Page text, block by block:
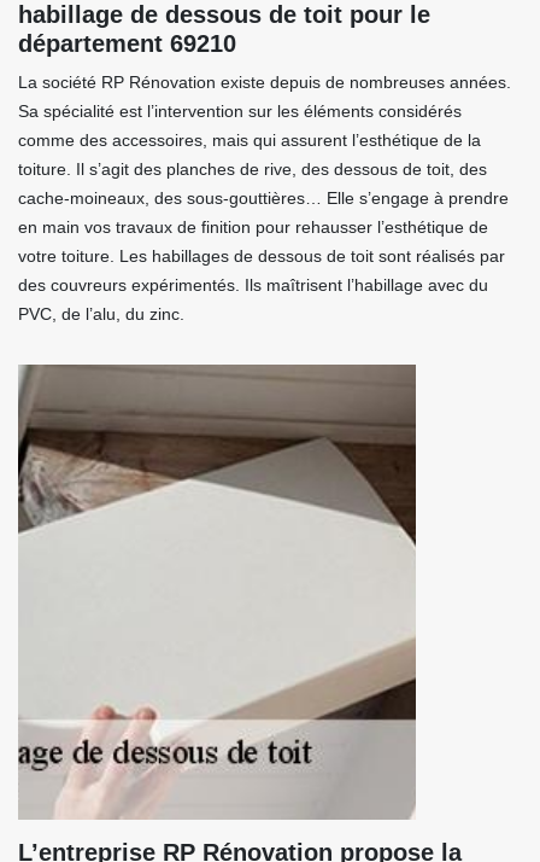
habillage de dessous de toit pour le
département 69210
La société RP Rénovation existe depuis de nombreuses années.
Sa spécialité est l’intervention sur les éléments considérés
comme des accessoires, mais qui assurent l’esthétique de la
toiture. Il s’agit des planches de rive, des dessous de toit, des
cache-moineaux, des sous-gouttières… Elle s’engage à prendre
en main vos travaux de finition pour rehausser l’esthétique de
votre toiture. Les habillages de dessous de toit sont réalisés par
des couvreurs expérimentés. Ils maîtrisent l’habillage avec du
PVC, de l’alu, du zinc.
L’entreprise RP Rénovation propose la